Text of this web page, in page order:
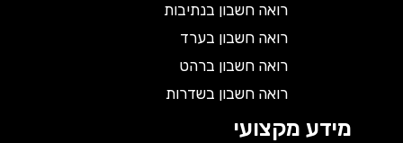
רואה חשבון בנתיבות
רואה חשבון בערד
רואה חשבון ברהט
רואה חשבון בשדרות
מידע מקצועי